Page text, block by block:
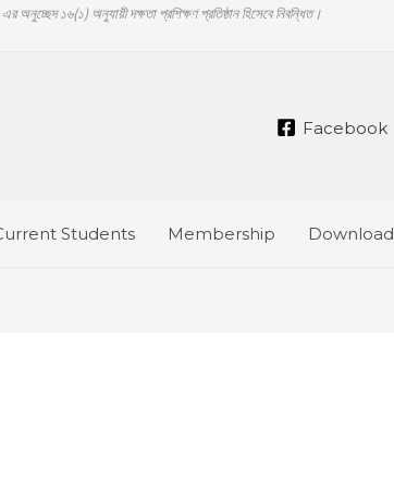
অনুচ্ছেদ ১৬(১) অনুযায়ী দক্ষতা প্রশিক্ষণ প্রতিষ্ঠান হিসেবে নিবন্ধিত।
Facebook
Students Membership Download